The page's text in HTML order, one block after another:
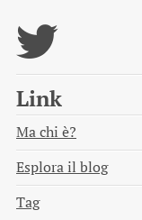
Link
Ma chi è?
Esplora il blog
Tag